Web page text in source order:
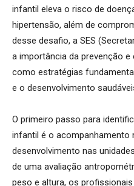
infantil eleva o risco de
hipertensão, além de
desse desafio, a SES
a importância da prevenção
como estratégias
e o desenvolvimento
O primeiro passo para
infantil é o acompanhamento
desenvolvimento nas
de uma avaliação
peso e altura, os